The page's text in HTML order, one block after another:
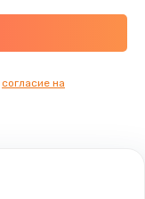
согласие на